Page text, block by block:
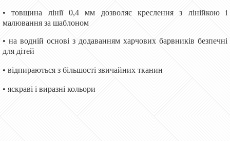
• товщина лінії 0,4 мм дозволяє креслення з лінійкою і
малювання за шаблоном
• на водній основі з додаванням харчових барвників безпечні
для дітей
• відпираються з більшості звичайних тканин
• яскраві і виразні кольори